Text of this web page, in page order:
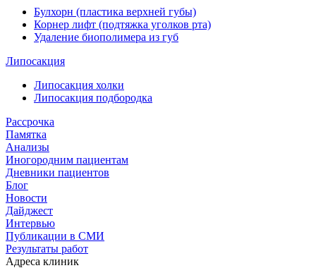
Булхорн (пластика верхней губы)
Корнер лифт (подтяжка уголков рта)
Удаление биополимера из губ
Липосакция
Липосакция холки
Липосакция подбородка
Рассрочка
Памятка
Анализы
Иногородним пациентам
Дневники пациентов
Блог
Новости
Дайджест
Интервью
Публикации в СМИ
Результаты работ
Адреса клиник